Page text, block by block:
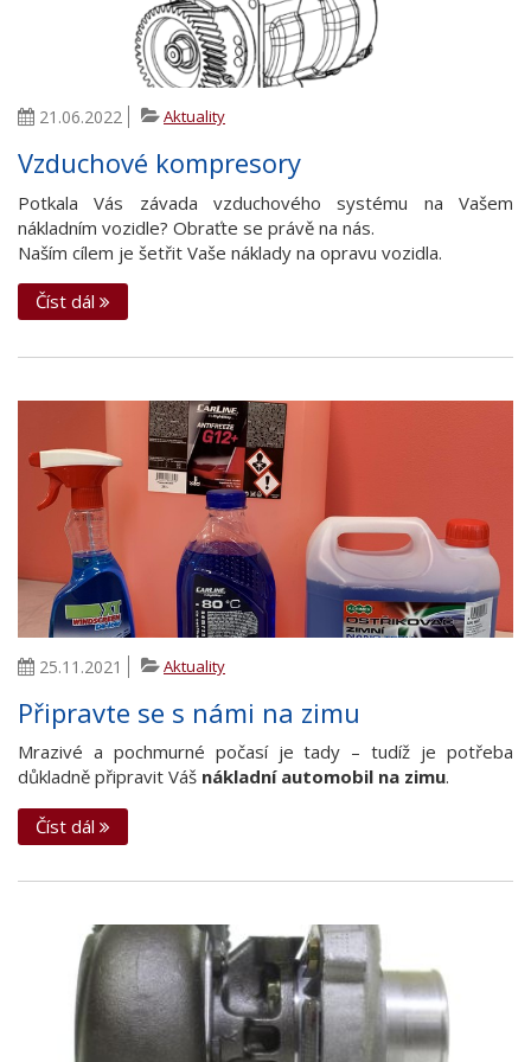
21.06.2022 Aktuality
Vzduchové kompresory
Potkala Vás závada vzduchového systému na Vašem
nákladním vozidle? Obraťte se právě na nás.
Naším cílem je šetřit Vaše náklady na opravu vozidla.
Číst dál
25.11.2021 Aktuality
Připravte se s námi na zimu
Mrazivé a pochmurné počasí je tady – tudíž je potřeba
důkladně připravit Váš nákladní automobil na zimu.
Číst dál